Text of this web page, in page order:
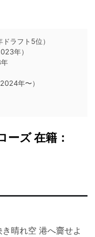
ラフト5位）
年）
年〜）
ズ 在籍：
晴れ空 港へ齎せよ